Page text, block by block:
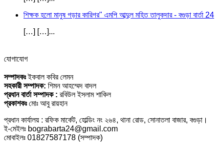
শিক্ষক হলো মানুষ গড়ার কারিগর" এমপি আব্দুল মহিত তালুকদার - বগুড়া বার্তা 24
[…] […]...
যোগাযোগ
সম্পাদকঃইকবাল কবির লেমন
সহকারী সম্পাদক: শিমন আহম্মেদ বাদল
প্রধান বার্তা সম্পাদক : রবিউল ইসলাম শাকিল
প্রকাশকঃমোঃ আবু রায়হান
প্রধান কার্যালয় : রফিক মার্কেট, হোল্ডিং নং ২৬৪, থানা রোড, সোনাতলা বাজার, বগুড়া।
ই-মেইলঃ bograbarta24@gmail.com
মোবাইলঃ 01827587178 (সম্পাদক)